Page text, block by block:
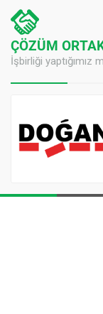
ÇÖZÜM
İşbirliği